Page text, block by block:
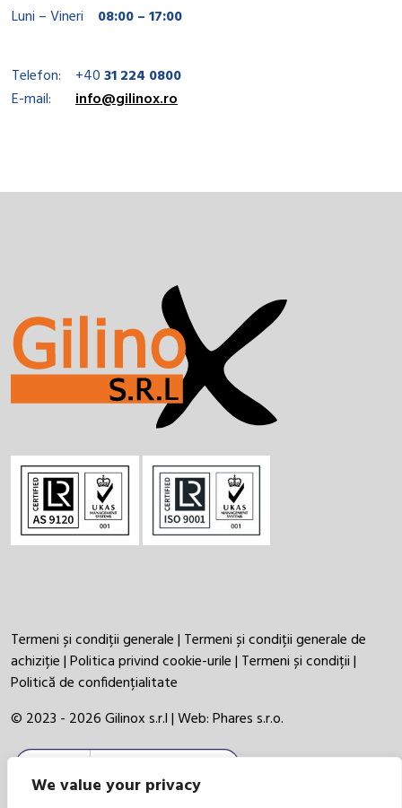
We value your privacy
Luni – Vineri
08:00 – 17:00
Telefon: +4031 224 0800
E-mail:
info@gilinox.ro
Termeni și condiții generale| Termeni și condiții generale de
achiziție|Politica privind cookie-urile| Termeni și condiții|
Politică de confidențialitate
© 2023 - 2026 Gilinox s.r.l | Web:Phares s.r.o.